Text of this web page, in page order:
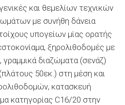
και θεμελίων τεχνικών
με συνήθη δάνεια
υπογείων μίας ορατής
ξηρολιθοδομές με
γραμμικά διαζώματα (σενάζ)
50εκ.) στη μέση και
κατασκευή
κατηγορίας C16/20 στην